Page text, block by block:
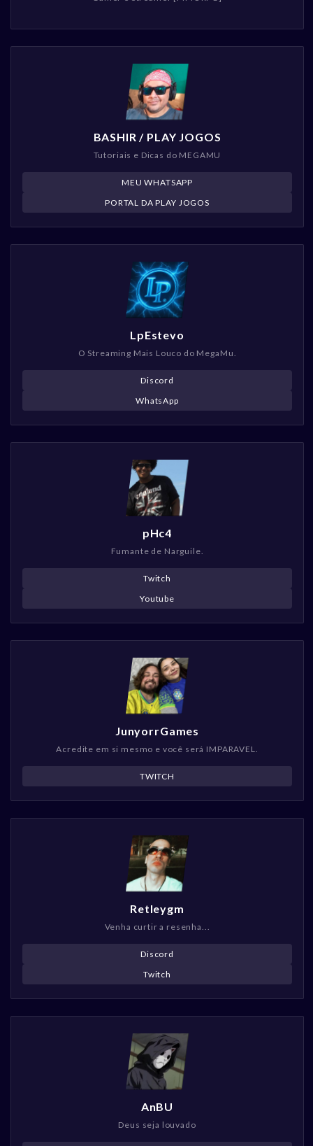
BASHIR / PLAY JOGOS
Tutoriais e Dicas do MEGAMU
MEU WHATSAPP
PORTAL DA PLAY JOGOS
LpEstevo
O Streaming Mais Louco do MegaMu.
Discord
WhatsApp
pHc4
Fumante de Narguile.
Twitch
Youtube
JunyorrGames
Acredite em si mesmo e você será IMPARAVEL.
TWITCH
Retleygm
Venha curtir a resenha...
Discord
Twitch
AnBU
Deus seja louvado